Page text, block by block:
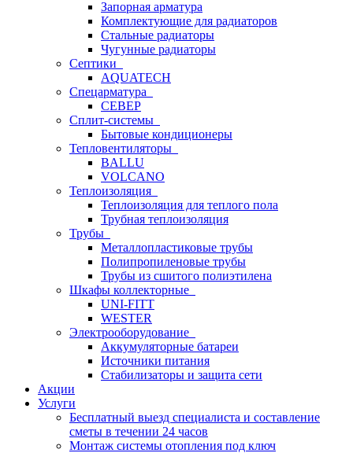
Запорная арматура
Комплектующие для радиаторов
Стальные радиаторы
Чугунные радиаторы
Септики
AQUATECH
Спецарматура
СЕВЕР
Сплит-системы
Бытовые кондиционеры
Тепловентиляторы
BALLU
VOLCANO
Теплоизоляция
Теплоизоляция для теплого пола
Трубная теплоизоляция
Трубы
Металлопластиковые трубы
Полипропиленовые трубы
Трубы из сшитого полиэтилена
Шкафы коллекторные
UNI-FITT
WESTER
Электрооборудование
Аккумуляторные батареи
Источники питания
Стабилизаторы и защита сети
Акции
Услуги
Бесплатный выезд специалиста и составление
сметы в течении 24 часов
Монтаж системы отопления под ключ